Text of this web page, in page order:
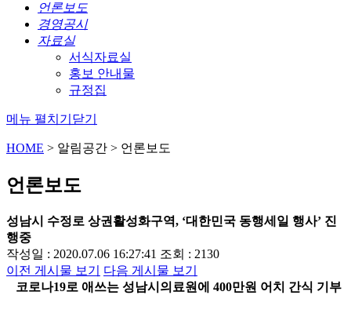
언론보도
경영공시
자료실
서식자료실
홍보 안내물
규정집
메뉴 펼치기 닫기
HOME > 알림공간 > 언론보도
언론보도
성남시 수정로 상권활성화구역, ‘대한민국 동행세일 행사’ 진
행중
작성일 : 2020.07.06 16:27:41 조회 : 2130
이전 게시물 보기
다음 게시물 보기
코로나19로 애쓰는 성남시의료원에 400만원 어치 간식 기부